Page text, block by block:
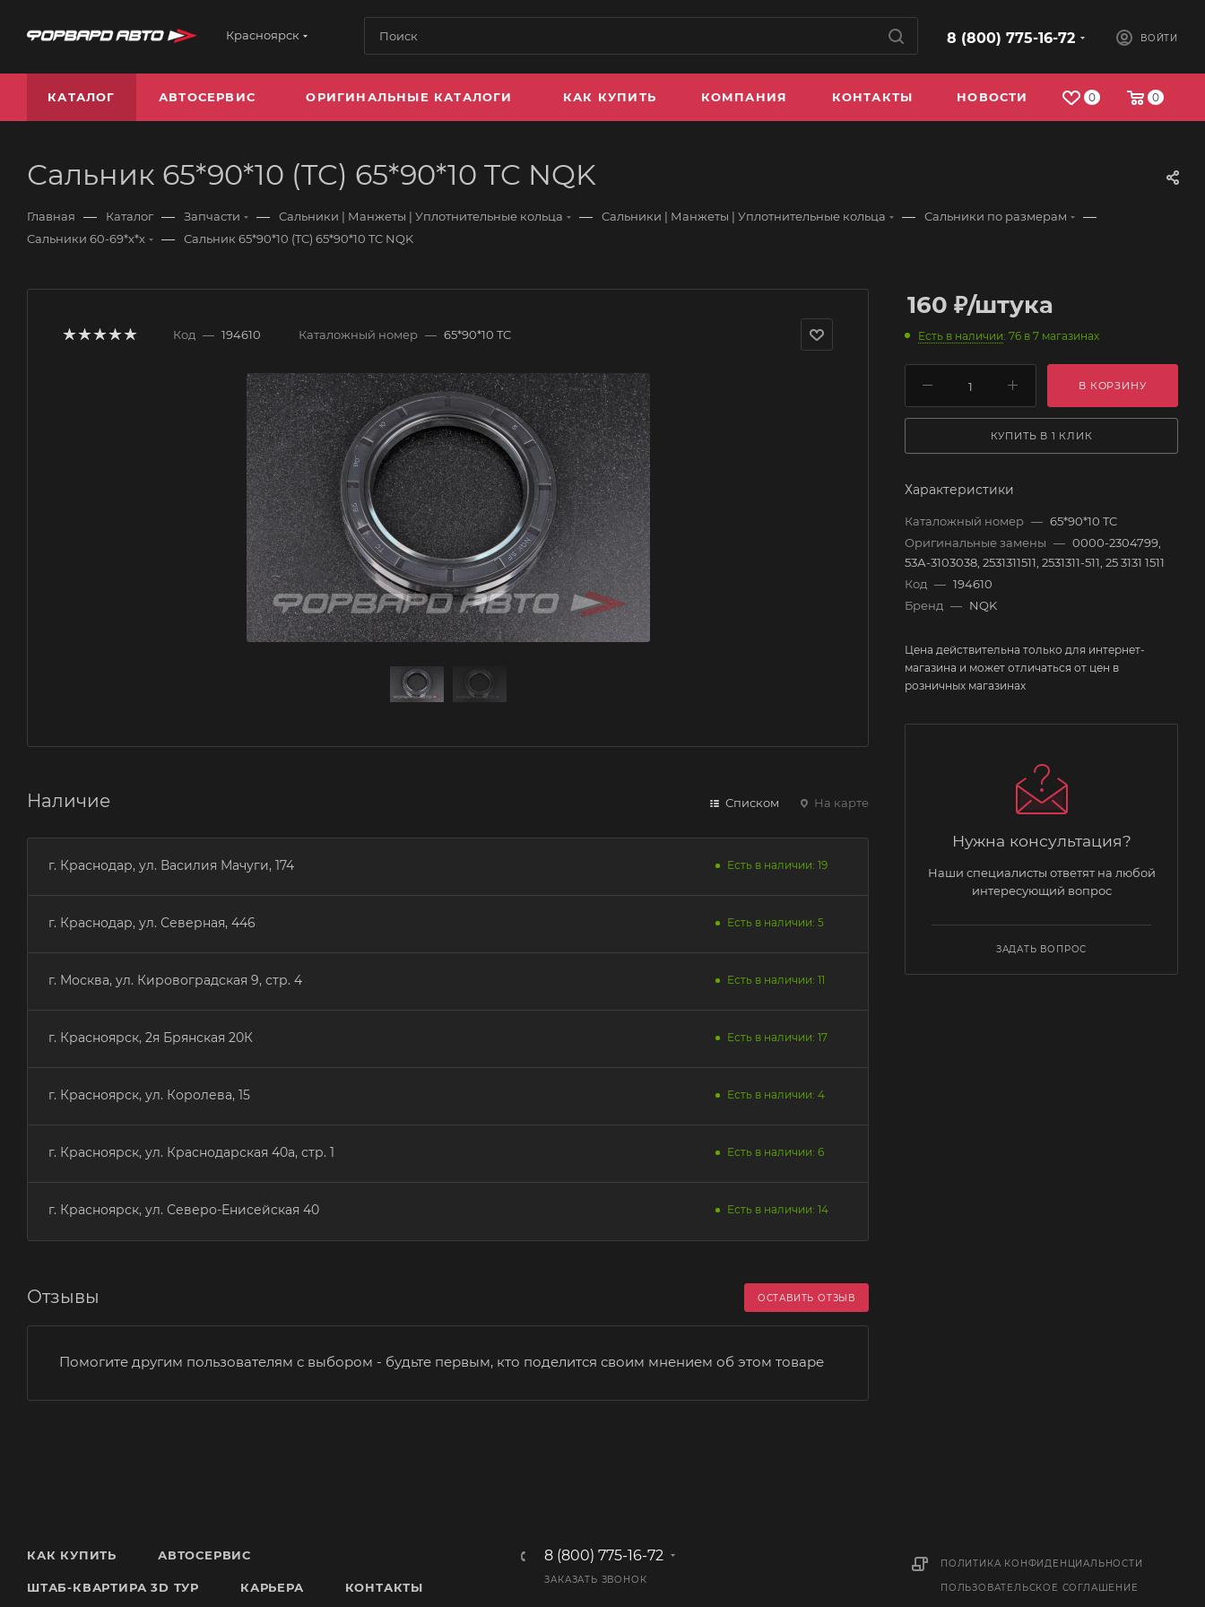
Красноярск 8 (800) 775-16-72 ВОЙТИ
0 0
КАТАЛОГ АВТОСЕРВИС ОРИГИНАЛЬНЫЕ КАТАЛОГИ КАК КУПИТЬ КОМПАНИЯ КОНТАКТЫ НОВОСТИ
Сальник 65*90*10 (TC) 65*90*10 TC NQK
Главная — Каталог — Запчасти — Сальники | Манжеты | Уплотнительные кольца — Сальники | Манжеты | Уплотнительные кольца — Сальники по размерам —
Сальники 60-69*х*х — Сальник 65*90*10 (TC) 65*90*10 TC NQK
Код — 194610 Каталожный номер — 65*90*10 TC
Наличие Списком На карте
г. Краснодар, ул. Василия Мачуги, 174 Есть в наличии: 19
г. Краснодар, ул. Северная, 446 Есть в наличии: 5
г. Москва, ул. Кировоградская 9, стр. 4 Есть в наличии: 11
г. Красноярск, 2я Брянская 20К Есть в наличии: 17
г. Красноярск, ул. Королева, 15 Есть в наличии: 4
г. Красноярск, ул. Краснодарская 40а, стр. 1 Есть в наличии: 6
г. Красноярск, ул. Северо-Енисейская 40 Есть в наличии: 14
Отзывы ОСТАВИТЬ ОТЗЫВ
Помогите другим пользователям с выбором - будьте первым, кто поделится своим мнением об этом товаре
160 ₽/штука
Есть в наличии: 76 в 7 магазинах
В КОРЗИНУ
КУПИТЬ В 1 КЛИК
Характеристики
Каталожный номер — 65*90*10 TC
Оригинальные замены — 0000-2304799,
53А-3103038, 2531311511, 2531311-511, 25 3131 1511
Код — 194610
Бренд — NQK
Цена действительна только для интернет-
магазина и может отличаться от цен в
розничных магазинах
Нужна консультация?
Наши специалисты ответят на любой
интересующий вопрос
ЗАДАТЬ ВОПРОС
КАК КУПИТЬ АВТОСЕРВИС
ШТАБ-КВАРТИРА 3D ТУР КАРЬЕРА КОНТАКТЫ
8 (800) 775-16-72
ЗАКАЗАТЬ ЗВОНОК
ПОЛИТИКА КОНФИДЕНЦИАЛЬНОСТИ
ПОЛЬЗОВАТЕЛЬСКОЕ СОГЛАШЕНИЕ